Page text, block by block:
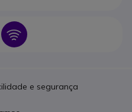
Icon
e segurança